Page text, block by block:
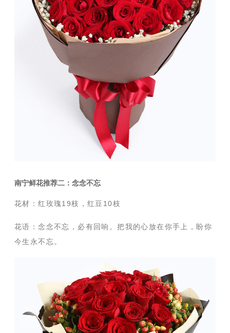
南宁鲜花推荐二：念念不忘
花材：红玫瑰19枝，红豆10枝
花语：念念不忘，必有回响。把我的心放在你手上，盼你
今生永不忘。